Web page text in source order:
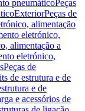
pneumáticoPeças
ExteriorPeças de
alimentação
eletrónico,
alimentação a
eletrónico,
Peças de
de estrutura e de
e de
e acessórios de